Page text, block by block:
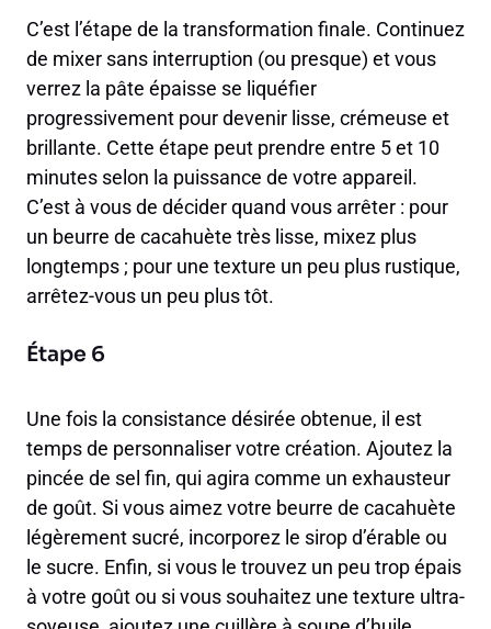
C’est l’étape de la transformation finale. Continuez
de mixer sans interruption (ou presque) et vous
verrez la pâte épaisse se liquéfier
progressivement pour devenir lisse, crémeuse et
brillante. Cette étape peut prendre entre 5 et 10
minutes selon la puissance de votre appareil.
C’est à vous de décider quand vous arrêter : pour
un beurre de cacahuète très lisse, mixez plus
longtemps ; pour une texture un peu plus rustique,
arrêtez-vous un peu plus tôt.
Étape 6
Une fois la consistance désirée obtenue, il est
temps de personnaliser votre création. Ajoutez la
pincée de sel fin, qui agira comme un exhausteur
de goût. Si vous aimez votre beurre de cacahuète
légèrement sucré, incorporez le sirop d’érable ou
le sucre. Enfin, si vous le trouvez un peu trop épais
à votre goût ou si vous souhaitez une texture ultra-